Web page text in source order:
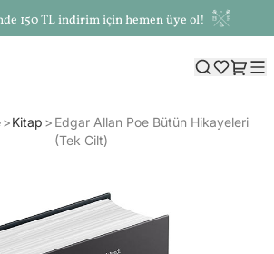
150 TL indirim için hemen üye ol!
Kitap
Edgar Allan Poe Bütün Hikayeleri
(Tek Cilt)